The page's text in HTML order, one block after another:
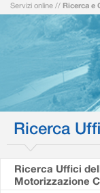
Servizi online // Ricerca e
Ricerca
Ricerca Uffici
Motorizzazione